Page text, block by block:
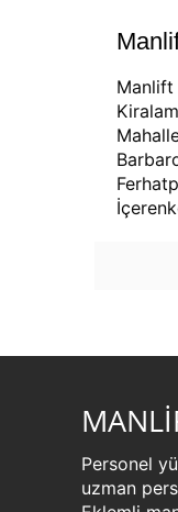
Manlift
Personel
uzman